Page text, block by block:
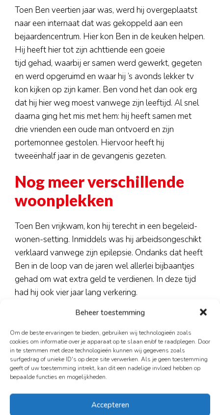
Beheer toestemming
Om de beste ervaringen te bieden, gebruiken wij technologieën zoals
cookies om informatie over je apparaat op te slaan en/of te raadplegen. Door
in te stemmen met deze technologieën kunnen wij gegevens zoals
surfgedrag of unieke ID's op deze site verwerken. Als je geen toestemming
geeft of uw toestemming intrekt, kan dit een nadelige invloed hebben op
bepaalde functies en mogelijkheden.
Accepteren
Toen Ben veertien jaar was, werd hij overgeplaatst
naar een internaat dat was gekoppeld aan een
bejaardencentrum. Hier kon Ben in de keuken helpen.
Hij heeft hier tot zijn achttiende een goeie
tijd gehad, waarbij er samen werd gewerkt, gegeten
en werd opgeruimd en waar hij ’s avonds lekker tv
kon kijken op zijn kamer. Ben vond het dan ook erg
dat hij hier weg moest vanwege zijn leeftijd. Al snel
daarna ging het mis met hem: hij heeft samen met
drie vrienden een oude man ontvoerd en zijn
portemonnee gestolen. Hiervoor heeft hij
tweeënhalf jaar in de gevangenis gezeten.
Nog meer verschillende
woonplekken
Toen Ben vrijkwam, kon hij terecht in een begeleid-
wonen-setting. Inmiddels was hij arbeidsongeschikt
verklaard vanwege zijn epilepsie. Ondanks dat heeft
Ben in de loop van de jaren wel allerlei bijbaantjes
gehad om wat extra geld te verdienen. In deze tijd
had hij ook vier jaar lang verkering.
Daarna woonde hij zo’n zeven jaar in Nijmegen. Dit
beschrijft Ben ook als een goeie tijd met als jaarlijks
hoogtepunt de Avondvierdaagse die voorbijkwam.
Het kampeerterrein was er tegenover. Dus Ben zat
midden in de jaarlijkse feestvreugde!
De periode hierna kan Ben zich niet meer zo goed
herinneren. Hij heeft een tijdlang op straat geleefd, is